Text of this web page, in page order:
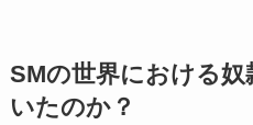
SMの世界における
いたのか？